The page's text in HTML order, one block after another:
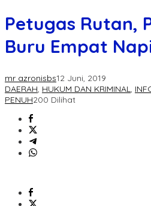
Petugas Rutan,
Buru Empat
mr azronisbs12 Juni, 2019
DAERAH, HUKUM DAN KRIMINAL,
PENUH200 Dilihat